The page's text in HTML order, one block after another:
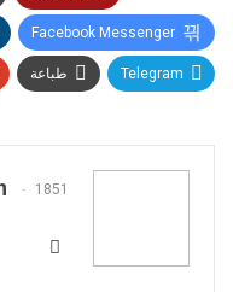
Facebook Messenger
Telegram طباعة
1851 المشاركات